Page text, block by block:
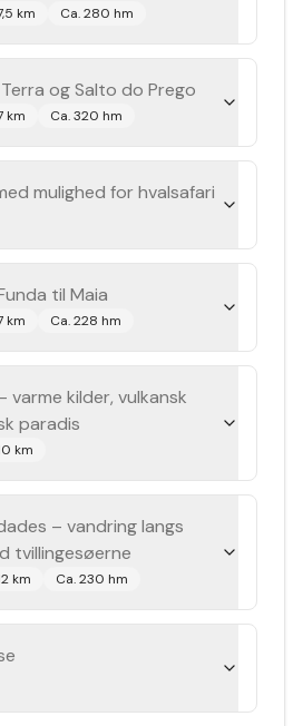
km Ca. 280 hm
og Salto do Prego
km Ca. 320 hm
mulighed for hvalsafari
til Maia
km Ca. 228 hm
varme kilder, vulkansk
paradis
km
– vandring langs
tvillingesøerne
km Ca. 230 hm